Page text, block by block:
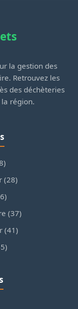
la gestion des
Retrouvez les
des déchèteries
région.
(28)
(37)
(41)